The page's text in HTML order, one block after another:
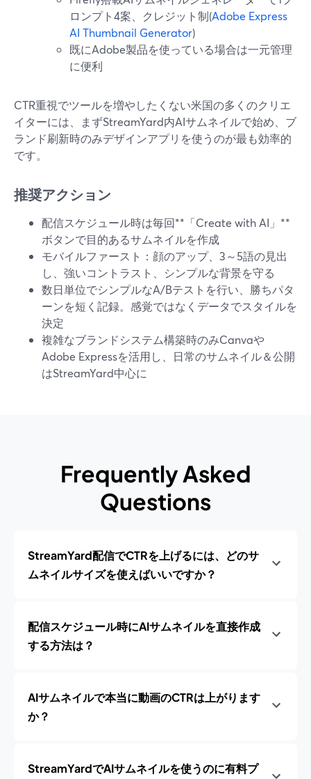
ロンプト4案、クレジット制(Adobe Express
AI Thumbnail Generator)
既にAdobe製品を使っている場合は一元管理
に便利
CTR重視でツールを増やしたくない米国の多くのクリエ
イターには、まずStreamYard内AIサムネイルで始め、ブ
ランド刷新時のみデザインアプリを使うのが最も効率的
です。
推奨アクション
配信スケジュール時は毎回**「Create with AI」**
ボタンで目的あるサムネイルを作成
モバイルファースト：顔のアップ、3～5語の見出
し、強いコントラスト、シンプルな背景を守る
数日単位でシンプルなA/Bテストを行い、勝ちパタ
ーンを短く記録。感覚ではなくデータでスタイルを
決定
複雑なブランドシステム構築時のみCanvaや
Adobe Expressを活用し、日常のサムネイル＆公開
はStreamYard中心に
Frequently Asked
Questions
StreamYard配信でCTRを上げるには、どのサ
ムネイルサイズを使えばいいですか？
配信スケジュール時にAIサムネイルを直接作成
する方法は？
AIサムネイルで本当に動画のCTRは上がります
か？
StreamYardでAIサムネイルを使うのに有料プ